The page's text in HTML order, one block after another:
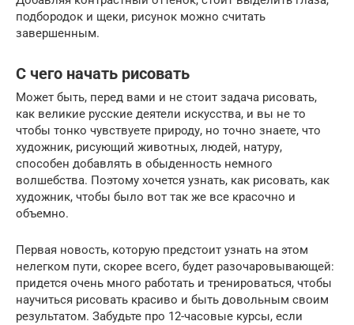
подбородок и щеки, рисунок можно считать
завершенным.
С чего начать рисовать
Может быть, перед вами и не стоит задача рисовать,
как великие русские деятели искусства, и вы не то
чтобы тонко чувствуете природу, но точно знаете, что
художник, рисующий животных, людей, натуру,
способен добавлять в обыденность немного
волшебства. Поэтому хочется узнать, как рисовать, как
художник, чтобы было вот так же все красочно и
объемно.
Первая новость, которую предстоит узнать на этом
нелегком пути, скорее всего, будет разочаровывающей:
придется очень много работать и тренироваться, чтобы
научиться рисовать красиво и быть довольным своим
результатом. Забудьте про 12-часовые курсы, если